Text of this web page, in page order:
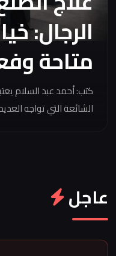
الرجال:
متاحة
كتب: أحمد عبد السلام
الشائعة التي تواجه
عاجل